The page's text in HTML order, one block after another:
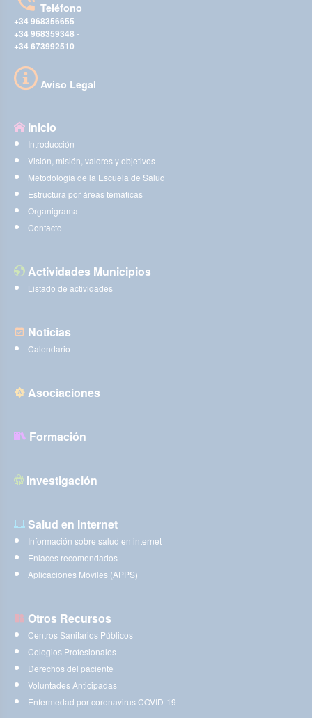
Teléfono
+34 968356655 -
+34 968359348 -
+34 673992510
Aviso Legal
Inicio
Introducción
Visión, misión, valores y objetivos
Metodología de la Escuela de Salud
Estructura por áreas temáticas
Organigrama
Contacto
Actividades Municipios
Listado de actividades
Noticias
Calendario
Asociaciones
Formación
Investigación
Salud en Internet
Información sobre salud en internet
Enlaces recomendados
Aplicaciones Móviles (APPS)
Otros Recursos
Centros Sanitarios Públicos
Colegios Profesionales
Derechos del paciente
Voluntades Anticipadas
Enfermedad por coronavirus COVID-19